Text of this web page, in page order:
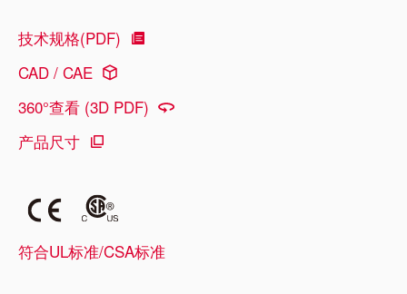
技术规格(PDF)
CAD / CAE
360°查看 (3D PDF)
产品尺寸
符合UL标准/CSA标准